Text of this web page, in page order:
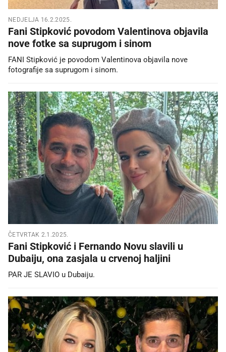
NEDJELJA 16.2.2025.
Fani Stipković povodom Valentinova objavila
nove fotke sa suprugom i sinom
FANI Stipković je povodom Valentinova objavila nove
fotografije sa suprugom i sinom.
ČETVRTAK 2.1.2025.
Fani Stipković i Fernando Novu slavili u
Dubaiju, ona zasjala u crvenoj haljini
PAR JE SLAVIO u Dubaiju.